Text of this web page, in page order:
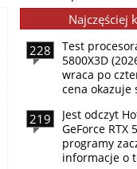
Najczęściej
228
Test
5800X3D
wraca po
cena okazuje
219
Jest odczyt
GeForce RTX
programy
informacje o